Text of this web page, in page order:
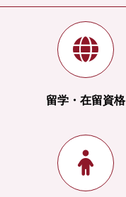
留学・在留資格